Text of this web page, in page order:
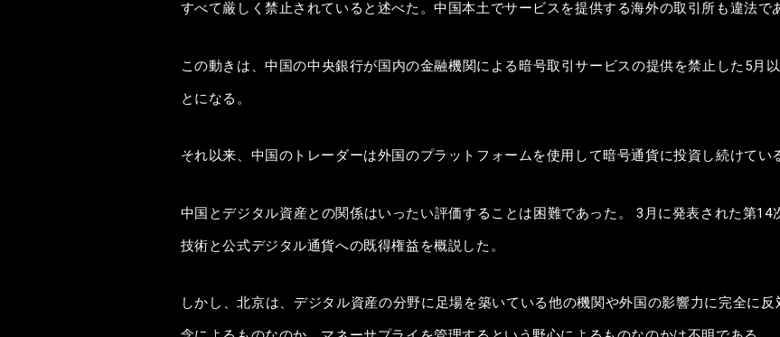
すべて厳しく禁止されていると述べた。中国本土でサービスを提供する海外の取引所も違法で
この動きは、中国の中央銀行が国内の金融機関による暗号取引サービスの提供を禁止した5月
とになる。
それ以来、中国のトレーダーは外国のプラットフォームを使用して暗号通貨に投資し続けてい
中国とデジタル資産との関係はいったい評価することは困難であった。 3月に発表された第
技術と公式デジタル通貨への既得権益を概説した。
しかし、北京は、デジタル資産の分野に足場を築いている他の機関や外国の影響力に完全に